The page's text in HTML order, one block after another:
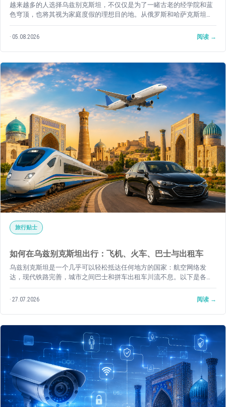
越来越多的人选择乌兹别克斯坦，不仅仅是为了一睹古老的经学院和蓝
色穹顶，也将其视为家庭度假的理想目的地。从俄罗斯和哈萨克斯坦出
发航程短暂，一年中大部分时间气候宜人，食物美味且实惠，最重要的
是——这里对待儿童的态度在旅游国家中实属罕见：孩子在这里真正是被
05.08.2026 阅读
旅行贴士
如何在乌兹别克斯坦出行：飞机、火车、巴士与出租车
乌兹别克斯坦是一个几乎可以轻松抵达任何地方的国家：航空网络发
达，现代铁路完善，城市之间巴士和拼车出租车川流不息。以下是各种
出行方式的详细介绍，附有最新购票链接和各类交通工具的出发地点指
引。
27.07.2026 阅读